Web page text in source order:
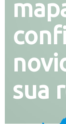
sua